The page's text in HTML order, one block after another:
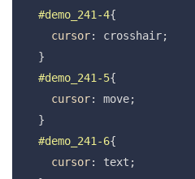
#demo_241-4{
cursor: crosshair;
#demo_241-5{
cursor: move;
#demo_241-6{
cursor: text;